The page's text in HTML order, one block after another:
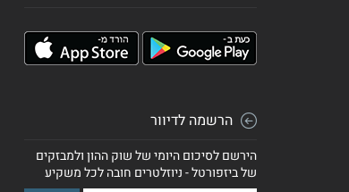
הרשמה לדיוור
הירשם לסיכום היומי של שוק ההון ולמבזקים
של ביזפורטל - ניוזלטרים חובה לכל משקיע